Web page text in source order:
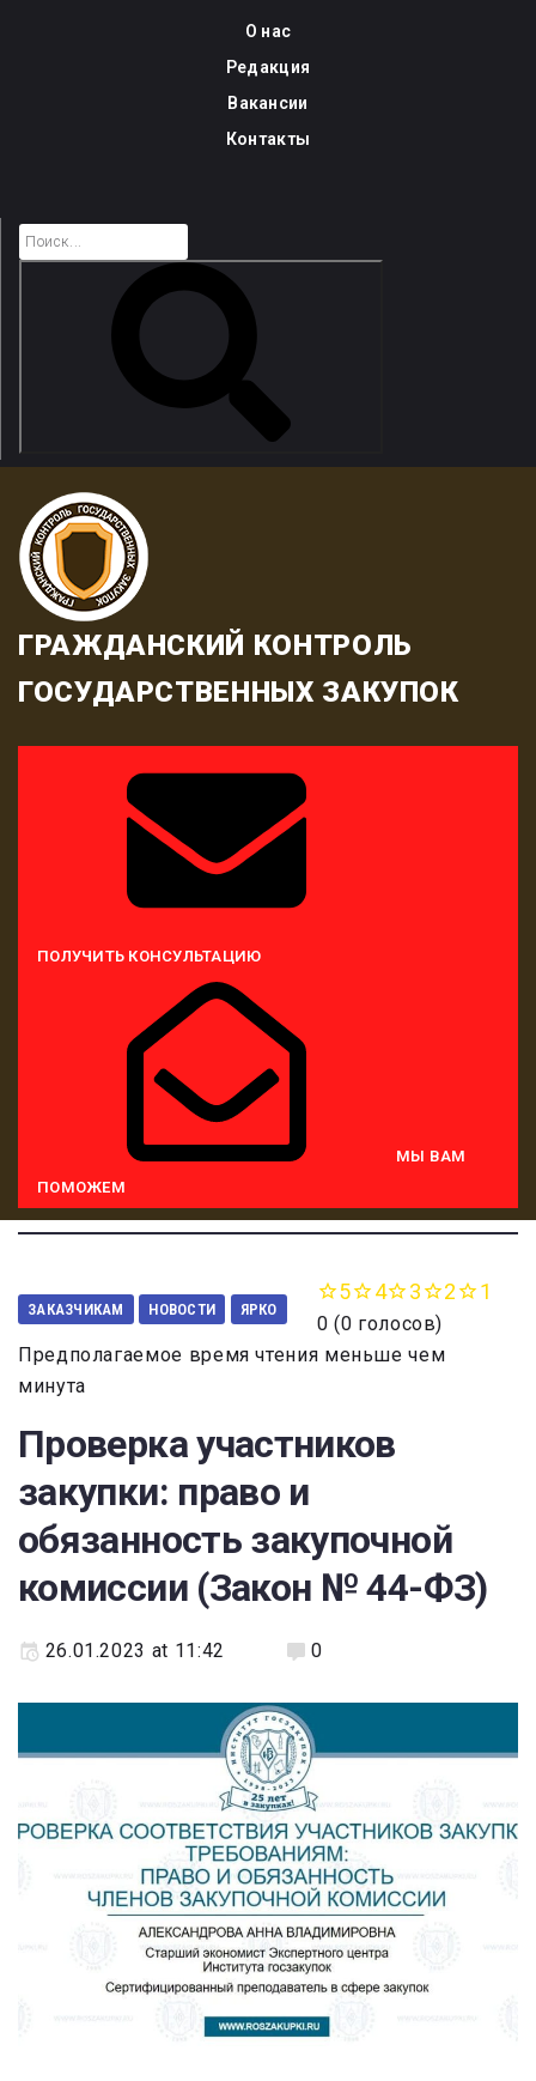
О нас
Редакция
Вакансии
Контакты
ГРАЖДАНСКИЙ КОНТРОЛЬ
ГОСУДАРСТВЕННЫХ ЗАКУПОК
ПОЛУЧИТЬ КОНСУЛЬТАЦИЮ
МЫ ВАМ
ПОМОЖЕМ
ЗАКАЗЧИКАМ НОВОСТИ ЯРКО
5 4 3 2 1
0 (0 голосов)
Предполагаемое время чтения меньше чем
минута
Проверка участников
закупки: право и
обязанность закупочной
комиссии (Закон № 44-ФЗ)
26.01.2023 at 11:42 0